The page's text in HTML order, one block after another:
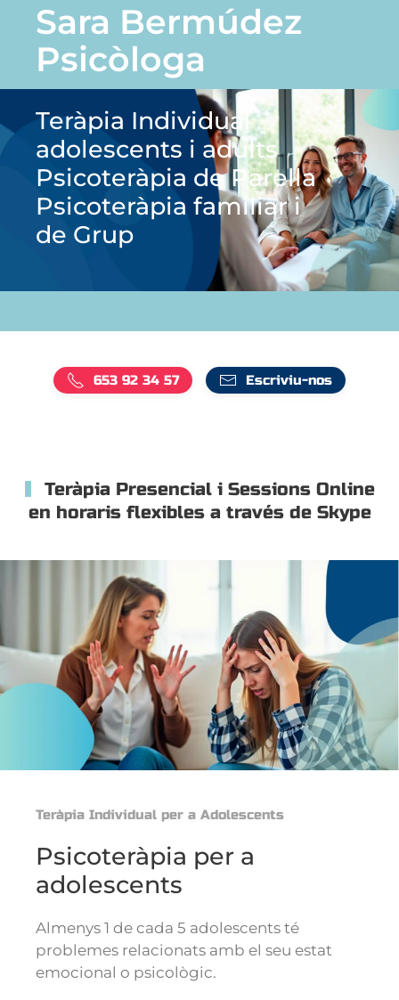
Sara Bermúdez
Psicòloga
Teràpia Individual
adolescents i adults
Psicoteràpia de Parella
Psicoteràpia familiar i
de Grup
653 92 34 57 Escriviu-nos
Teràpia Presencial i Sessions Online
en horaris flexibles a través de Skype
Teràpia Individual per a Adolescents
Psicoteràpia per a
adolescents
Almenys 1 de cada 5 adolescents té
problemes relacionats amb el seu estat
emocional o psicològic.